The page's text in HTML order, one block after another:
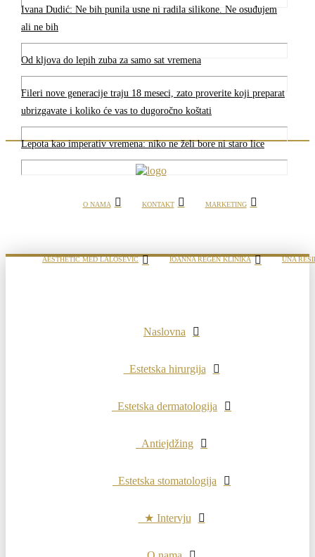
Ivana Dudić: Ne bih punila usne ni radila silikone. Ne osuđujem
ali ne bih
Od kljova do lepih zuba za samo sat vremena
Fileri nove generacije traju 18 meseci, zato proverite koji preparat
ubrizgavate i koliko će vas to dugoročno koštati
Lepota kao imperativ vremena: niko ne želi bore ni staro lice
O NAMA KONTAKT MARKETING
AESTHETIC MED LALOŠEVIĆ IOANNA REGEN KLINIKA UNA
Naslovna
Estetska hirurgija
Estetska dermatologija
Antiejdžing
Estetska stomatologija
★ Intervju